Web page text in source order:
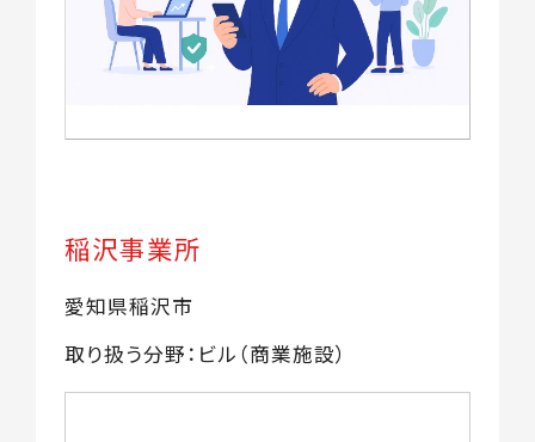
稲沢事業所
愛知県稲沢市
取り扱う分野：ビル（商業施設）